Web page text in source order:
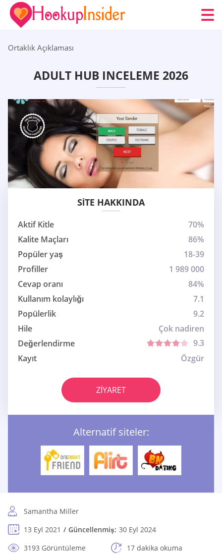
Ortaklık Açıklaması
ADULT HUB INCELEME 2026
SITE HAKKINDA
Aktif Kitle
70%
Kalite Maçları
86%
Popüler yaş
18-39
Profiller
1 989 000
Cevap oranı
84%
Kullanım kolaylığı
7.1
Popülerlik
9.2
Hile
Çok nadiren
Değerlendirme
9.3
Kayıt
Özgür
ZIYARET
Alternatif siteler:
Samantha Miller
13 Eyl 2021
Güncellenmiş: 30 Eyl 2024
3193 Görüntüleme
17 dakika okuma